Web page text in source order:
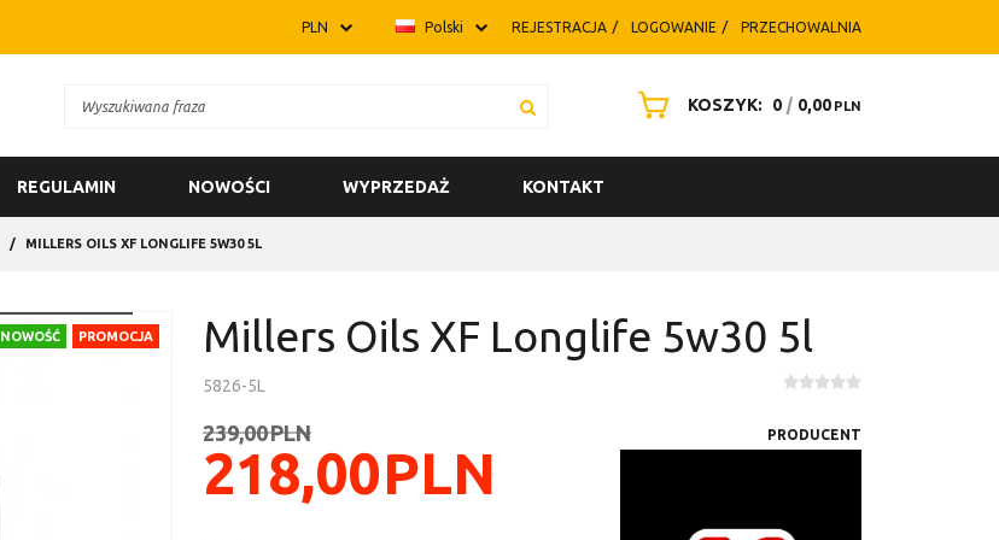
REJESTRACJA LOGOWANIE PRZECHOWALNIA
PLN Polski
KOSZYK: 0 | 0,00 PLN
REGULAMIN NOWOŚCI WYPRZEDAŻ KONTAKT
/ MILLERS OILS XF LONGLIFE 5W30 5L
NOWOŚĆ PROMOCJA Millers Oils XF Longlife 5w30 5l
5826-5L
239,00PLN
218,00PLN
PRODUCENT